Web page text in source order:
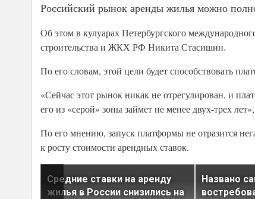
Российский рынок аренды жилья можно
Об этом в кулуарах Петербургского
строительства и ЖКХ РФ Никита Стасишин.
По его словам, этой цели будет способствовать
«Сейчас этот рынок никак не отрегулирован, и
его из «серой» зоны займет не менее двух-трех
По его мнению, запуск платформы не отразится
к росту стоимости арендных ставок.
Средние ставки на аренду
жилья в России снизились на
Названо